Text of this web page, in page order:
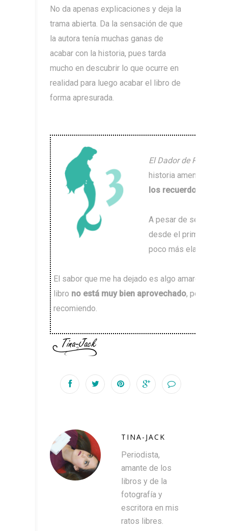
No da apenas explicaciones y deja la
trama abierta. Da la sensación de que
la autora tenía muchas ganas de
acabar con la historia, pues tarda
mucho en descubrir lo que ocurre en
realidad para luego acabar el libro de
forma apresurada.
El Dador de
historia amena que
los recuerdos
A pesar de ser
desde el primer
poco más elaborada
El sabor que me ha dejado es algo amargo ya
libro no está muy bien aprovechado, por lo
recomiendo.
TINA-JACK
Periodista,
amante de los
libros y de la
fotografía y
escritora en mis
ratos libres.